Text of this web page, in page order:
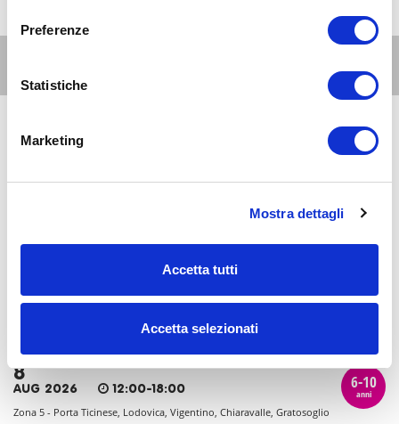
Preferenze
Statistiche
Marketing
Mostra dettagli
Accetta tutti
Accetta selezionati
Altri eventi per questa età
8
Milano Est
6-10
09:00-20:00
Milano Est
Estate 2026 al lido di Segrate
8
AUG 2026 12:00-18:00
Zona 5 - Porta Ticinese, Lodovica, Vigentino, Chiaravalle, Gratosoglio
6-10
anni